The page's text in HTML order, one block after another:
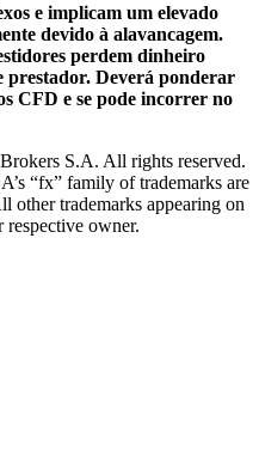
e implicam um elevado
devido à alavancagem.
perdem dinheiro
prestador. Deverá ponderar
CFD e se pode incorrer no
S.A. All rights reserved.
“fx” family of trademarks are
trademarks appearing on
respective owner.